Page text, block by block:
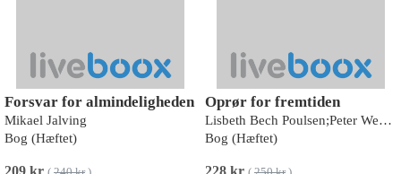
Forsvar for almindeligheden
Mikael Jalving
Bog (Hæftet)
209 kr
Oprør for fremtiden
Lisbeth Bech Poulsen;Peter Westermann
Bog (Hæftet)
228 kr